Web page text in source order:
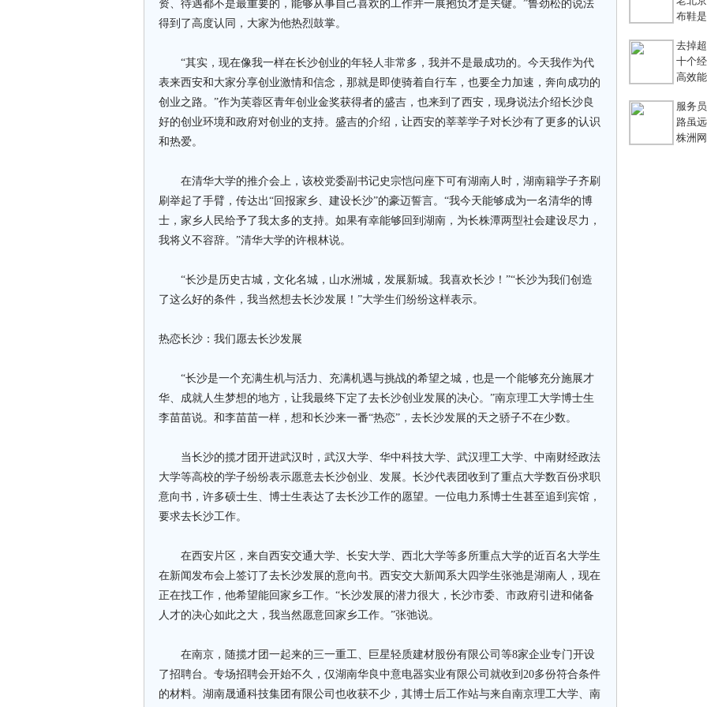
资、待遇都不是最重要的，能够从事自己喜欢的工作并一展抱负才是关键。”鲁劲松的说法
得到了高度认同，大家为他热烈鼓掌。
“其实，现在像我一样在长沙创业的年轻人非常多，我并不是最成功的。今天我作为代
表来西安和大家分享创业激情和信念，那就是即使骑着自行车，也要全力加速，奔向成功的
创业之路。”作为芙蓉区青年创业金奖获得者的盛吉，也来到了西安，现身说法介绍长沙良
好的创业环境和政府对创业的支持。盛吉的介绍，让西安的莘莘学子对长沙有了更多的认识
和热爱。
在清华大学的推介会上，该校党委副书记史宗恺问座下可有湖南人时，湖南籍学子齐刷
刷举起了手臂，传达出“回报家乡、建设长沙”的豪迈誓言。“我今天能够成为一名清华的博
士，家乡人民给予了我太多的支持。如果有幸能够回到湖南，为长株潭两型社会建设尽力，
我将义不容辞。”清华大学的许根林说。
“长沙是历史古城，文化名城，山水洲城，发展新城。我喜欢长沙！”“长沙为我们创造
了这么好的条件，我当然想去长沙发展！”大学生们纷纷这样表示。
热恋长沙：我们愿去长沙发展
“长沙是一个充满生机与活力、充满机遇与挑战的希望之城，也是一个能够充分施展才
华、成就人生梦想的地方，让我最终下定了去长沙创业发展的决心。”南京理工大学博士生
李苗苗说。和李苗苗一样，想和长沙来一番“热恋”，去长沙发展的天之骄子不在少数。
当长沙的揽才团开进武汉时，武汉大学、华中科技大学、武汉理工大学、中南财经政法
大学等高校的学子纷纷表示愿意去长沙创业、发展。长沙代表团收到了重点大学数百份求职
意向书，许多硕士生、博士生表达了去长沙工作的愿望。一位电力系博士生甚至追到宾馆，
要求去长沙工作。
在西安片区，来自西安交通大学、长安大学、西北大学等多所重点大学的近百名大学生
在新闻发布会上签订了去长沙发展的意向书。西安交大新闻系大四学生张弛是湖南人，现在
正在找工作，他希望能回家乡工作。“长沙发展的潜力很大，长沙市委、市政府引进和储备
人才的决心如此之大，我当然愿意回家乡工作。”张弛说。
在南京，随揽才团一起来的三一重工、巨星轻质建材股份有限公司等8家企业专门开设
了招聘台。专场招聘会开始不久，仅湖南华良中意电器实业有限公司就收到20多份符合条件
的材料。湖南晟通科技集团有限公司也收获不少，其博士后工作站与来自南京理工大学、南
布鞋
去掉
十个
高效
服务
路虽
株洲